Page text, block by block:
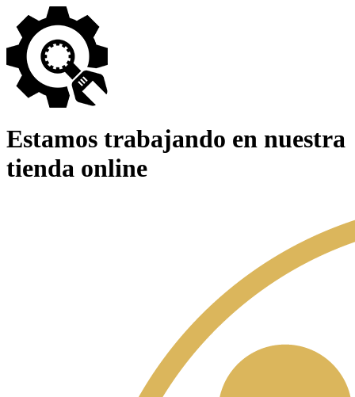
Estamos trabajando en nuestra
tienda online